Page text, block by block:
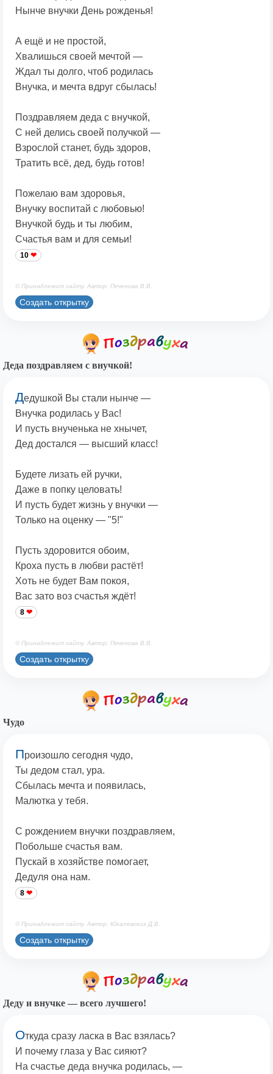
Нынче внучки День рожденья!
А ещё и не простой,
Хвалишься своей мечтой —
Ждал ты долго, чтоб родилась
Внучка, и мечта вдруг сбылась!
Поздравляем деда с внучкой,
С ней делись своей получкой —
Взрослой станет, будь здоров,
Тратить всё, дед, будь готов!
Пожелаю вам здоровья,
Внучку воспитай с любовью!
Внучкой будь и ты любим,
Счастья вам и для семьи!
10
© Принадлежит сайту. Автор: Печенова В.В.
Создать открытку
Деда поздравляем с внучкой!
Дедушкой Вы стали нынче —
Внучка родилась у Вас!
И пусть внученька не хнычет,
Дед достался — высший класс!
Будете лизать ей ручки,
Даже в попку целовать!
И пусть будет жизнь у внучки —
Только на оценку — "5!"
Пусть здоровится обоим,
Кроха пусть в любви растёт!
Хоть не будет Вам покоя,
Вас зато воз счастья ждёт!
8
© Принадлежит сайту. Автор: Печенова В.В.
Создать открытку
Чудо
Произошло сегодня чудо,
Ты дедом стал, ура.
Сбылась мечта и появилась,
Малютка у тебя.
С рождением внучки поздравляем,
Побольше счастья вам.
Пускай в хозяйстве помогает,
Дедуля она нам.
8
© Принадлежит сайту. Автор: Юкалевских Д.В.
Создать открытку
Деду и внучке — всего лучшего!
Откуда сразу ласка в Вас взялась?
И почему глаза у Вас сияют?
На счастье деда внучка родилась, —